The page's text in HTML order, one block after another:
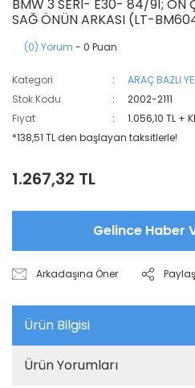
BMW 3 SERI- E30- 84/91; ÖN
SAĞ ÖNÜN ARKASI (LT-
(0) Yorum - 0 Puan
Kategori
ARAÇ BAZLI
Stok Kodu
2002-2111
Fiyat
1.056,10 TL +
*138,51 TL den başlayan taksitlerle!
1.267,32 TL
Gelince Haber
Arkadaşına Öner Paylaş
Ürün Bilgisi
Ürün Yorumları